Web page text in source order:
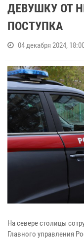
ДЕВУШКУ ОТ
ПОСТУПКА
04 декабря 2024,
На севере столицы
Главного управления